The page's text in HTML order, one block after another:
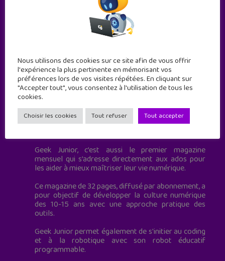
Geek Junior est le premier site de culture numérique
Geek Junior, c’est aussi le premier magazine
mensuel qui s’adresse directement aux ados pour
les aider à mieux maîtriser leur vie numérique.
Ce magazine de 32 pages, diffusé par abonnement, a
pour objectif de développer la culture numérique
des 10-15 ans avec une approche pratique des
outils.
Geek Junior permet également de s'initier au coding
et à la robotique avec son robot éducatif
programmable.
Nous utilisons des cookies sur ce site afin de vous offrir
l'expérience la plus pertinente en mémorisant vos
préférences lors de vos visites répétées. En cliquant sur
"Accepter tout", vous consentez à l'utilisation de tous les
cookies.
Choisir les cookies Tout refuser Tout accepter